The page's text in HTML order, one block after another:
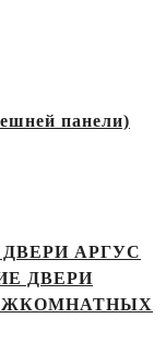
панели)
АРГУС
ДВЕРИ